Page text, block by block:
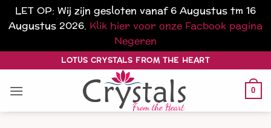
LET OP: Wij zijn gesloten vanaf 6 Augustus tm 16
Augustus 2026. Klik hier voor onze Facbook pagina
Negeren
naar
inhoud
LOTUS CRYSTALS FROM THE HEART
0